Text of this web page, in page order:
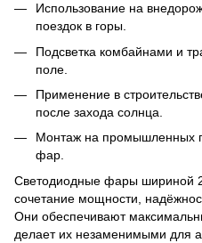
Использование на
поездок в горы.
Подсветка комбайнами и
поле.
Применение в
после захода солнца.
Монтаж на промышленных
фар.
Светодиодные фары шириной
сочетание мощности,
Они обеспечивают
делает их незаменимыми для